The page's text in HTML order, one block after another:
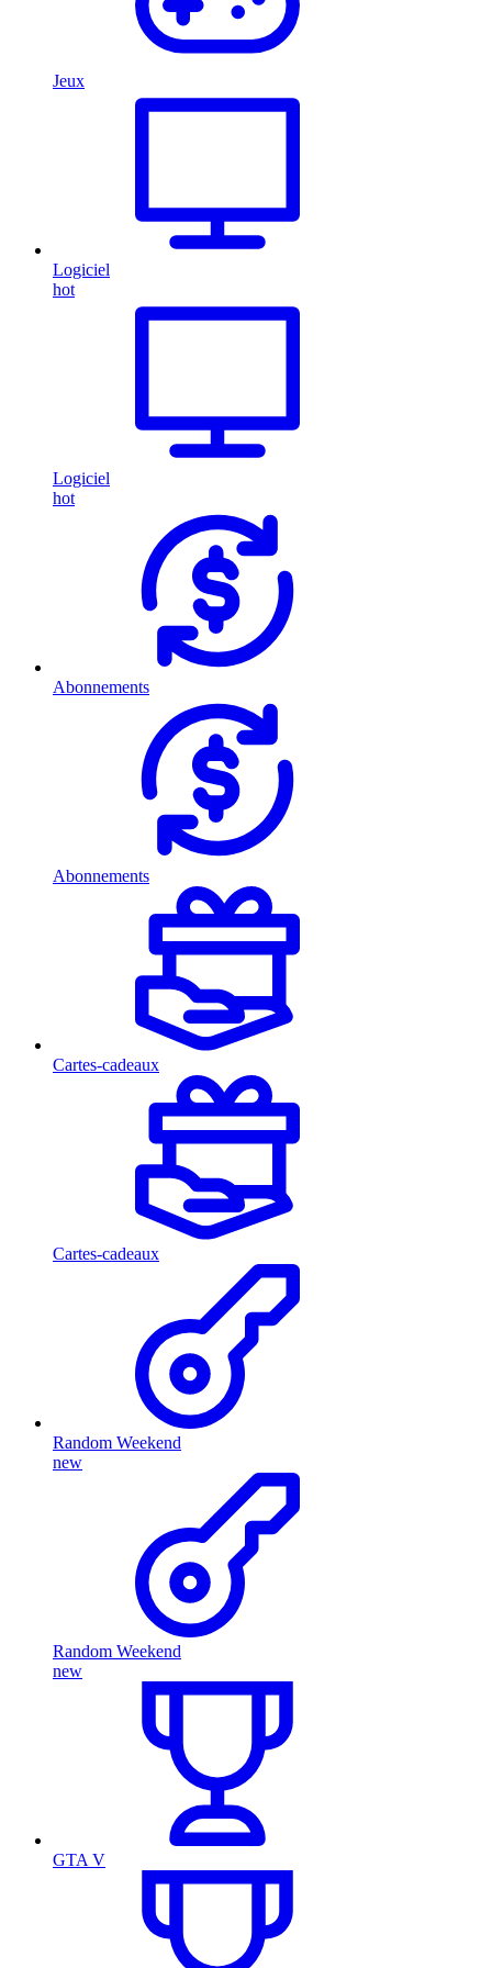
Jeux
Logiciel
hot
Logiciel
hot
Abonnements
Abonnements
Cartes-cadeaux
Cartes-cadeaux
Random Weekend
new
Random Weekend
new
GTA V